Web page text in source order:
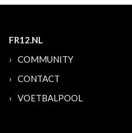
FR12.NL
COMMUNITY
CONTACT
VOETBALPOOL